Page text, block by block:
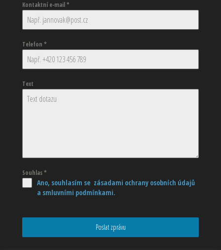
Kontaktní e-mail*
Telefon *
Text
Souhlas*
Ano, souhlasím se zásadami ochrany osobních údajů
a smluvními podmínkami.
Poslat zprávu